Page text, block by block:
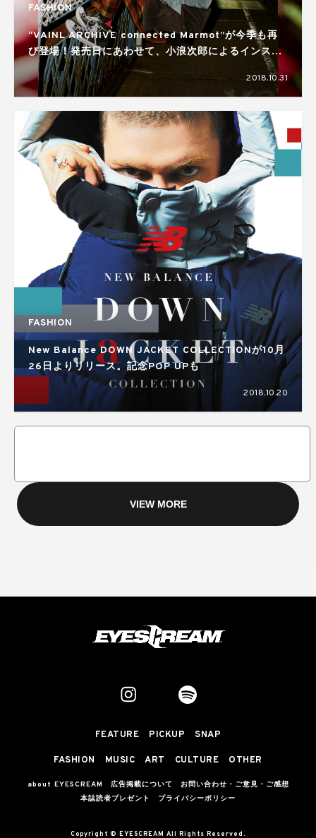
FASHION
“VAINL ARCHIVE connected Marmot”が今季も再
び登場！発売日にあわせて、小浪次郎によるインスタ
レーションも開催
2018.10.31
FASHION
New Balance DOWN JACKET COLLECTIONが10月
26日よりリリース。記念POP UPも
2018.10.20
VIEW MORE
FEATURE PICKUP SNAP
FASHION MUSIC ART CULTURE OTHER
about EYESCREAM 広告掲載について
お問い合わせ・ご意見・ご感想
本誌読者プレゼント
プライバシーポリシー
Copyright © EYESCREAM All Rights Reserved.